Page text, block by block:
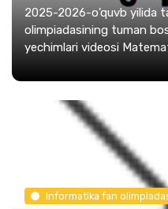
2025-2026-o'quvb yilida
olimpiadasining tuman
yechimlari videosi
Informatika fan